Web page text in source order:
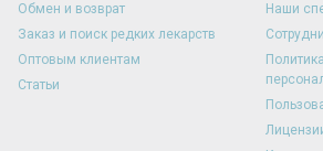
Обмен и возврат
Заказ и поиск редких лекарств
Оптовым клиентам
Статьи
Наши